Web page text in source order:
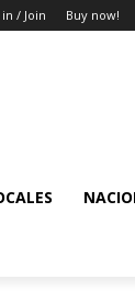
in / Join Buy now!